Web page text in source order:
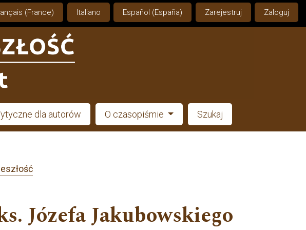
(France) Italiano Español (España) Zarejestruj Zaloguj
dla autorów O czasopiśmie Szukaj
Józefa Jakubowskiego